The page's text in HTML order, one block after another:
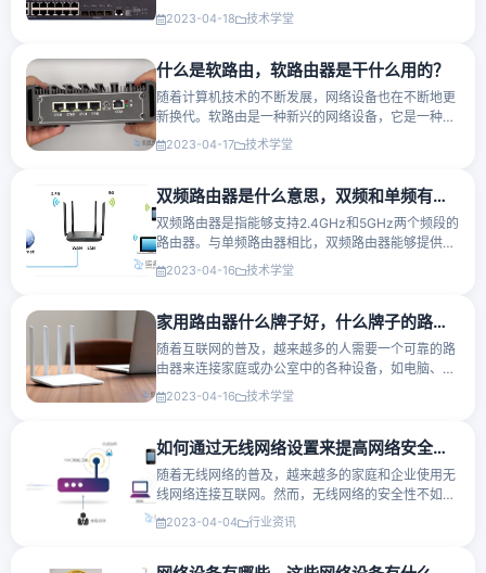
层交换机是最常见的两种交换机。在本文中，我们将
重点介绍三层交换机是什么，以及三层交换机和二层
2023-04-18 技术学堂
什么是软路由，软路由器是干什么用的？
随着计算机技术的不断发展，网络设备也在不断地更
新换代。软路由是一种新兴的网络设备，它是一种运
行在通用计算机上的软件，可以实现路由器的所有功
能，比传统路由器更加灵活、可定制化和易于管理。
2023-04-17 技术学堂
双频路由器是什么意思，双频和单频有什么区别？
双频路由器是指能够支持2.4GHz和5GHz两个频段的
路由器。与单频路由器相比，双频路由器能够提供更
高的网络速度和更好的信号覆盖范围。单频路由器只
支持2.4GHz频段，这意味着在繁忙的网络环境中可
2023-04-16 技术学堂
家用路由器什么牌子好，什么牌子的路由器好？
随着互联网的普及，越来越多的人需要一个可靠的路
由器来连接家庭或办公室中的各种设备，如电脑、手
机、平板电脑、智能家居等等。但在市场上，各种品
牌的路由器琳琅满目，对于初学者来说，很难知道哪
2023-04-16 技术学堂
如何通过无线网络设置来提高网络安全性？
随着无线网络的普及，越来越多的家庭和企业使用无
线网络连接互联网。然而，无线网络的安全性不如有
线网络那么高，容易受到黑客攻击和非法访问。在这
篇文章中，我们将介绍如何设置无线网络来提高网络
2023-04-04 行业资讯